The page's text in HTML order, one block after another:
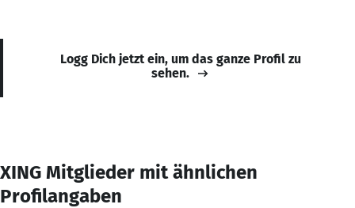
Logg Dich jetzt ein, um das ganze Profil zu
sehen.
XING Mitglieder mit ähnlichen
Profilangaben